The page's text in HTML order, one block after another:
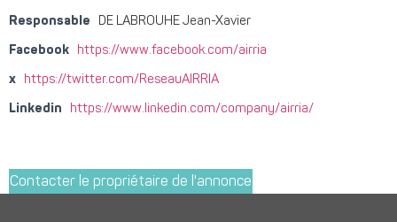
Responsable DE LABROUHE Jean-Xavier
Facebook https://www.facebook.com/airria
x https://twitter.com/ReseauAIRRIA
Linkedin https://www.linkedin.com/company/airria/
Contacter le propriétaire de l'annonce